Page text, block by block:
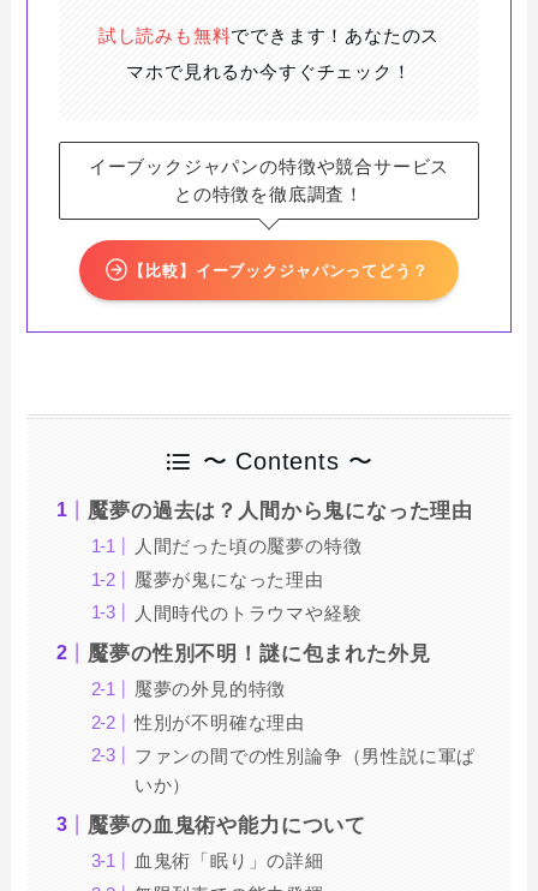
試し読みも無料でできます！あなたのス
マホで見れるか今すぐチェック！
イーブックジャパンの特徴や競合サービス
との特徴を徹底調査！
【比較】イーブックジャパンってどう？
〜 Contents 〜
魘夢の過去は？人間から鬼になった理由
人間だった頃の魘夢の特徴
魘夢が鬼になった理由
人間時代のトラウマや経験
魘夢の性別不明！謎に包まれた外見
魘夢の外見的特徴
性別が不明確な理由
ファンの間での性別論争（男性説に軍ぱ
いか）
魘夢の血鬼術や能力について
血鬼術「眠り」の詳細